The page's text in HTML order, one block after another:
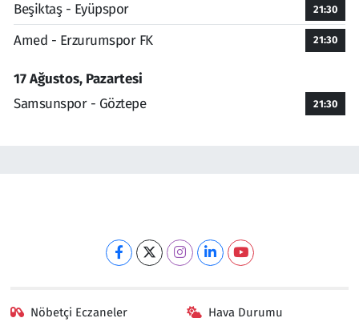
Beşiktaş - Eyüpspor 21:30
Amed - Erzurumspor FK 21:30
17 Ağustos, Pazartesi
Samsunspor - Göztepe
21:30
Nöbetçi Eczaneler Hava Durumu